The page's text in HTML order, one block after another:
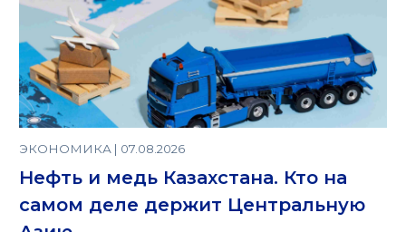
ЭКОНОМИКА | 07.08.2026
Нефть и медь Казахстана. Кто на
самом деле держит Центральную